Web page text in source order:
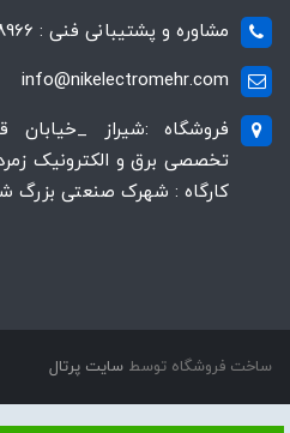
مشاوره و پشتیبانی فنی : 09177038966
info@nikelectromehr.com
فروشگاه :شیراز _خیابان
کارگاه : شهرک صنعتی بزرگ
ساخت فروشگاه توسط سایت پرتال